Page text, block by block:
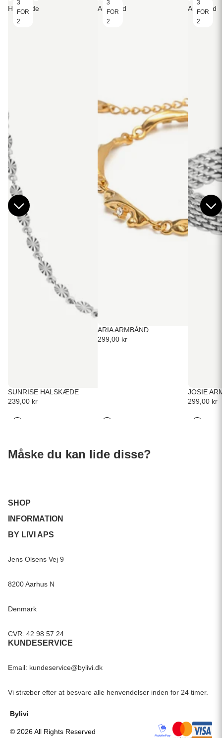
3
FOR
2
Halskæde
SUNRISE HALSKÆDE
239,00 kr
3
FOR
2
Armbånd
ARIA ARMBÅND
299,00 kr
3
FOR
2
Armbånd
JOSIE
299,00 kr
Måske du kan lide disse?
SHOP
INFORMATION
BY LIVI APS
Jens Olsens Vej 9
8200 Aarhus N
Denmark
CVR: 42 98 57 24
KUNDESERVICE
Email: kundeservice@bylivi.dk
Vi stræber efter at besvare alle henvendelser inden for 24 timer.
Bylivi
© 2026 All Rights Reserved